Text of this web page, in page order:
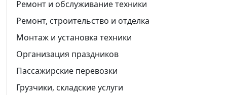
Ремонт и обслуживание техники
Ремонт, строительство и отделка
Монтаж и установка техники
Организация праздников
Пассажирские перевозки
Грузчики, складские услуги